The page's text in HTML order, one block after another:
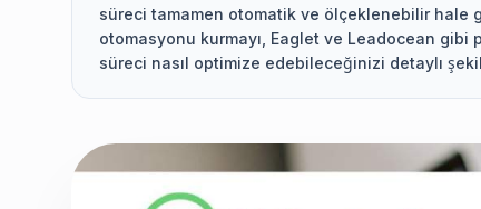
süreci tamamen otomatik ve ölçeklenebilir hale
otomasyonu kurmayı, Eaglet ve Leadocean
süreci nasıl optimize edebileceğinizi detaylı